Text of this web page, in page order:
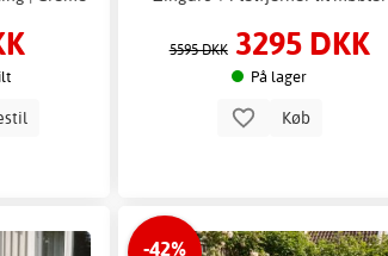
5595 DKK 3295 DKK
På lager
Køb
-42%